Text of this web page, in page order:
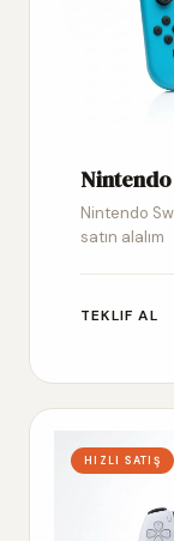
Nintendo
Nintendo
satın alalım
TEKLIF AL
HIZLI SATIŞ